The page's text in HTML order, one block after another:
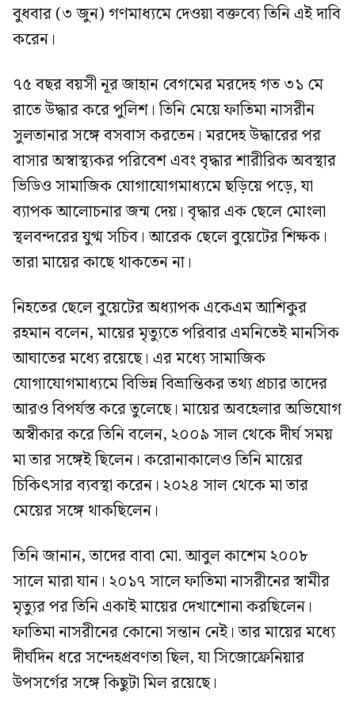
বুধবার (৩ জুন) গণমাধ্যমে দেওয়া বক্তব্যে তিনি এই দাবি
করেন।
৭৫ বছর বয়সী নূর জাহান বেগমের মরদেহ গত ৩১ মে
রাতে উদ্ধার করে পুলিশ। তিনি মেয়ে ফাতিমা নাসরীন
সুলতানার সঙ্গে বসবাস করতেন। মরদেহ উদ্ধারের পর
বাসার অস্বাস্থ্যকর পরিবেশ এবং বৃদ্ধার শারীরিক অবস্থার
ভিডিও সামাজিক যোগাযোগমাধ্যমে ছড়িয়ে পড়ে, যা
ব্যাপক আলোচনার জন্ম দেয়। বৃদ্ধার এক ছেলে মোংলা
স্থলবন্দরের যুগ্ম সচিব। আরেক ছেলে বুয়েটের শিক্ষক।
তারা মায়ের কাছে থাকতেন না।
নিহতের ছেলে বুয়েটের অধ্যাপক একেএম আশিকুর
রহমান বলেন, মায়ের মৃত্যুতে পরিবার এমনিতেই মানসিক
আঘাতের মধ্যে রয়েছে। এর মধ্যে সামাজিক
যোগাযোগমাধ্যমে বিভিন্ন বিভ্রান্তিকর তথ্য প্রচার তাদের
আরও বিপর্যস্ত করে তুলেছে। মায়ের অবহেলার অভিযোগ
অস্বীকার করে তিনি বলেন, ২০০৯ সাল থেকে দীর্ঘ সময়
মা তার সঙ্গেই ছিলেন। করোনাকালেও তিনি মায়ের
চিকিৎসার ব্যবস্থা করেন। ২০২৪ সাল থেকে মা তার
মেয়ের সঙ্গে থাকছিলেন।
তিনি জানান, তাদের বাবা মো. আবুল কাশেম ২০০৮
সালে মারা যান। ২০১৭ সালে ফাতিমা নাসরীনের স্বামীর
মৃত্যুর পর তিনি একাই মায়ের দেখাশোনা করছিলেন।
ফাতিমা নাসরীনের কোনো সন্তান নেই। তার মায়ের মধ্যে
দীর্ঘদিন ধরে সন্দেহপ্রবণতা ছিল, যা সিজোফ্রেনিয়ার
উপসর্গের সঙ্গে কিছুটা মিল রয়েছে।